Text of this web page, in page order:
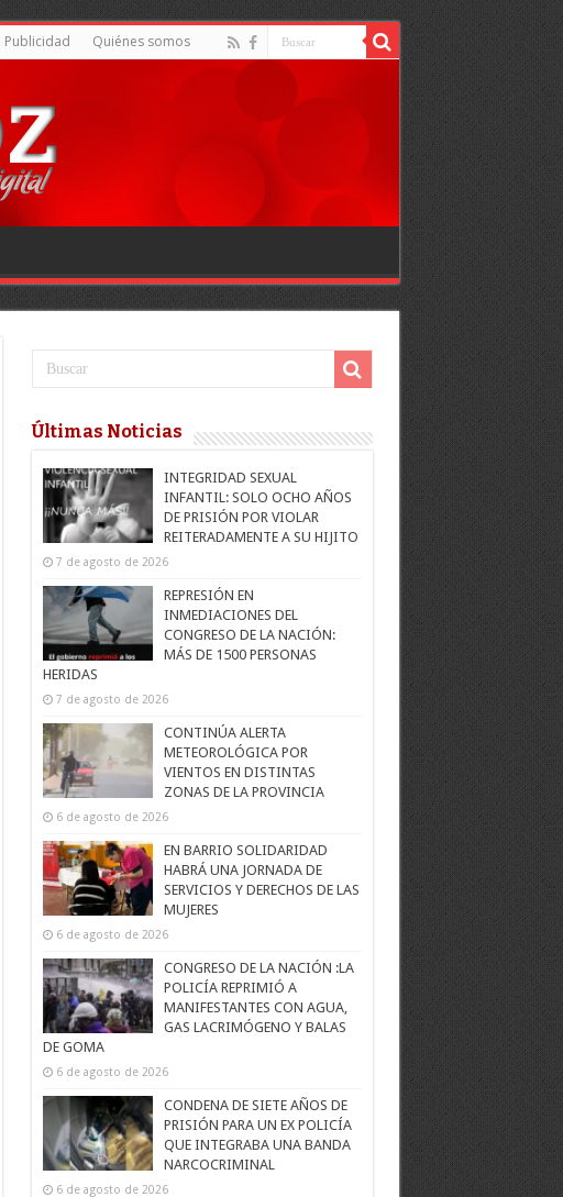
Publicidad Quiénes somos
Últimas Noticias
INTEGRIDAD SEXUAL
INFANTIL: SOLO OCHO AÑOS
DE PRISIÓN POR VIOLAR
REITERADAMENTE A SU HIJITO
7 de agosto de 2026
REPRESIÓN EN
INMEDIACIONES DEL
CONGRESO DE LA NACIÓN:
MÁS DE 1500 PERSONAS
HERIDAS
7 de agosto de 2026
CONTINÚA ALERTA
METEOROLÓGICA POR
VIENTOS EN DISTINTAS
ZONAS DE LA PROVINCIA
6 de agosto de 2026
EN BARRIO SOLIDARIDAD
HABRÁ UNA JORNADA DE
SERVICIOS Y DERECHOS DE LAS
MUJERES
6 de agosto de 2026
CONGRESO DE LA NACIÓN :LA
POLICÍA REPRIMIÓ A
MANIFESTANTES CON AGUA,
GAS LACRIMÓGENO Y BALAS
DE GOMA
6 de agosto de 2026
CONDENA DE SIETE AÑOS DE
PRISIÓN PARA UN EX POLICÍA
QUE INTEGRABA UNA BANDA
NARCOCRIMINAL
6 de agosto de 2026